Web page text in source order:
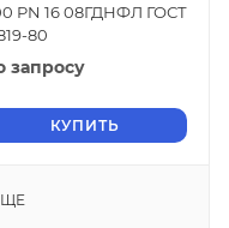
PN 16 08ГДНФЛ ГОСТ
80
запросу
КУПИТЬ